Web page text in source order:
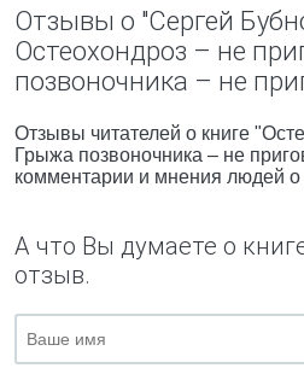
Отзывы о "Сергей
Остеохондроз – не
позвоночника – не
Отзывы читателей о книге
Грыжа позвоночника – не
комментарии и мнения людей о
А что Вы думаете о
отзыв.